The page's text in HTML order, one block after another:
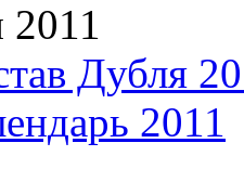
2011
Дубля
2011